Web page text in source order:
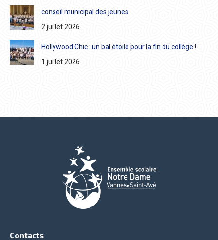
conseil municipal des jeunes
2 juillet 2026
Hollywood Chic : un bal étoilé pour la fin du collège !
1 juillet 2026
Contacts